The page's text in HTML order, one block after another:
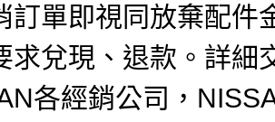
訂單即視同放棄配件
求兌現、退款。詳細
各經銷公司，